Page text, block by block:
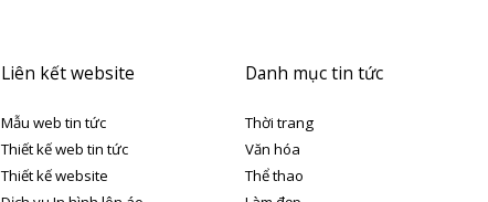
Liên kết website
Mẫu web tin tức
Thiết kế web tin tức
Thiết kế website
Danh mục tin tức
Thời trang
Văn hóa
Thể thao